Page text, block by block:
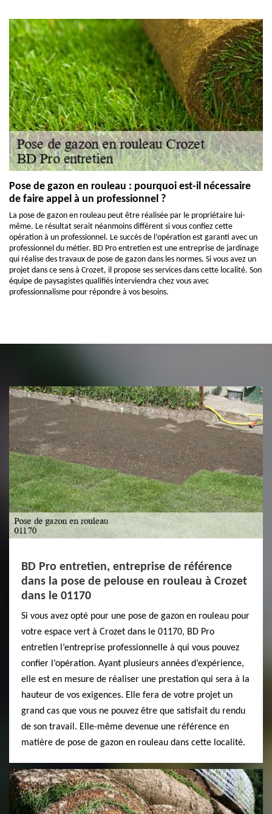
Pose de gazon en rouleau : pourquoi est-il nécessaire
de faire appel à un professionnel ?
La pose de gazon en rouleau peut être réalisée par le propriétaire lui-
même. Le résultat serait néanmoins différent si vous confiez cette
opération à un professionnel. Le succès de l’opération est garanti avec un
professionnel du métier. BD Pro entretien est une entreprise de jardinage
qui réalise des travaux de pose de gazon dans les normes. Si vous avez un
projet dans ce sens à Crozet, il propose ses services dans cette localité. Son
équipe de paysagistes qualifiés interviendra chez vous avec
professionnalisme pour répondre à vos besoins.
BD Pro entretien, entreprise de référence
dans la pose de pelouse en rouleau à Crozet
dans le 01170
Si vous avez opté pour une pose de gazon en rouleau pour
votre espace vert à Crozet dans le 01170, BD Pro
entretien l’entreprise professionnelle à qui vous pouvez
confier l’opération. Ayant plusieurs années d’expérience,
elle est en mesure de réaliser une prestation qui sera à la
hauteur de vos exigences. Elle fera de votre projet un
grand cas que vous ne pouvez être que satisfait du rendu
de son travail. Elle-même devenue une référence en
matière de pose de gazon en rouleau dans cette localité.